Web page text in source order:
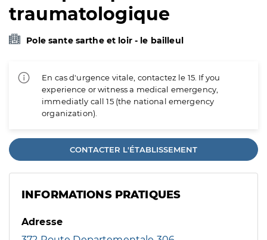
traumatologique
Pole sante sarthe et loir - le bailleul
En cas d'urgence vitale, contactez le 15. If you
experience or witness a medical emergency,
immediatly call 15 (the national emergency
organization).
CONTACTER L'ÉTABLISSEMENT
INFORMATIONS PRATIQUES
Adresse